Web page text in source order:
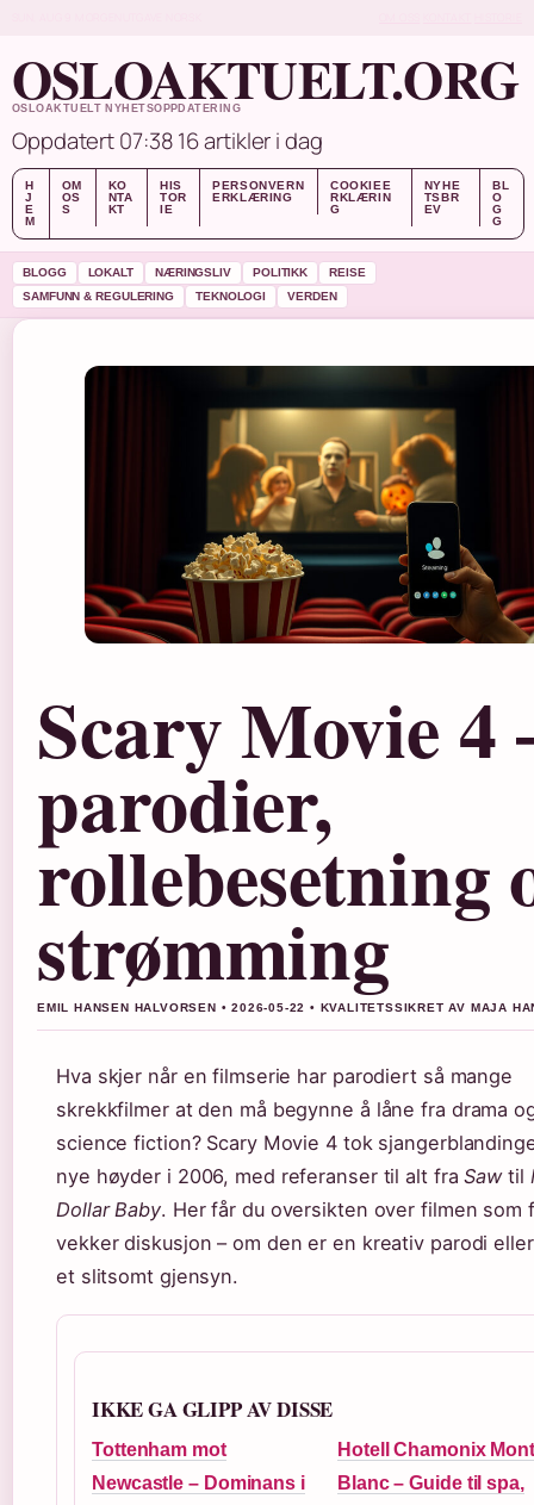
OSLOAKTUELT.ORG
OSLOAKTUELT NYHETSOPPDATERING
Oppdatert 07:3816 artikler i dag
H
J
E
M
OM
OS
S
KO
NTA
KT
HIS
TOR
IE
PERSONVERN
ERKLÆRING
COOKIEE
RKLÆRIN
G
NYHE
TSBR
EV
BL
O
G
G
BLOGG LOKALT NÆRINGSLIV POLITIKK
REISE
SAMFUNN & REGULERING
TEKNOLOGI VERDEN
Scary Movie 4
parodier,
rollebesetning
strømming
EMIL HANSEN HALVORSEN • 2026-05-22 • KVALITETSSIKRET AV MAJA
Hva skjer når en filmserie har parodiert så mange
skrekkfilmer at den må begynne å låne fra drama
science fiction? Scary Movie 4 tok
nye høyder i 2006, med referanser til alt fraSawtil
Dollar Baby. Her får du oversikten over filmen som
vekker diskusjon – om den er en kreativ parodi
et slitsomt gjensyn.
IKKE GA GLIPP AV DISSE
Tottenham mot
Newcastle – Dominans i
Hotell Chamonix Mont
Blanc – Guide til spa,